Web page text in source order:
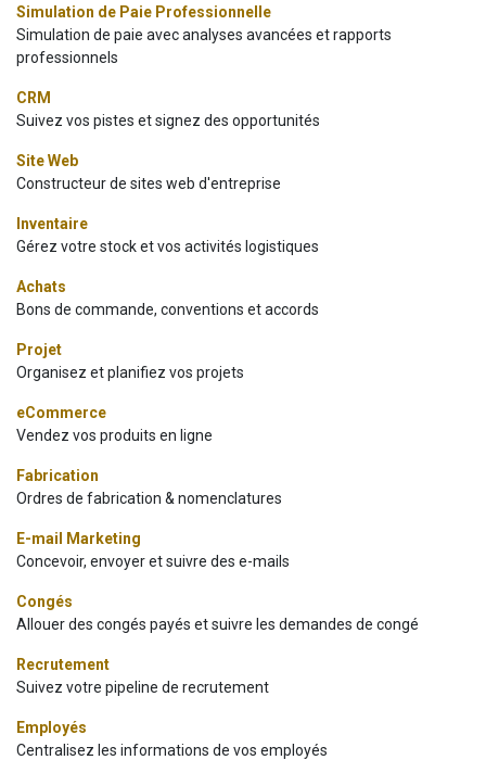
Simulation de Paie Professionnelle
Simulation de paie avec analyses avancées et rapports
professionnels
CRM
Suivez vos pistes et signez des opportunités
Site Web
Constructeur de sites web d'entreprise
Inventaire
Gérez votre stock et vos activités logistiques
Achats
Bons de commande, conventions et accords
Projet
Organisez et planifiez vos projets
eCommerce
Vendez vos produits en ligne
Fabrication
Ordres de fabrication & nomenclatures
E-mail Marketing
Concevoir, envoyer et suivre des e-mails
Congés
Allouer des congés payés et suivre les demandes de congé
Recrutement
Suivez votre pipeline de recrutement
Employés
Centralisez les informations de vos employés